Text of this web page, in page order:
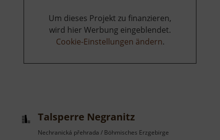
Um dieses Projekt zu finanzieren,
wird hier Werbung eingeblendet.
Cookie-Einstellungen ändern.
Talsperre Negranitz
Nechranická přehrada / Böhmisches Erzgebirge